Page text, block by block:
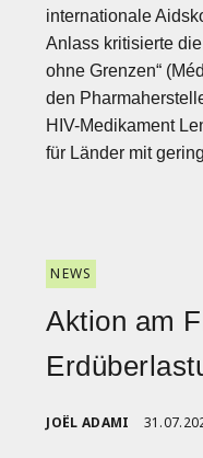
internationale
Anlass kritisierte
ohne Grenzen“
den
HIV-Medikament
für Länder mit
NEWS
Aktion am
JOËL ADAMI